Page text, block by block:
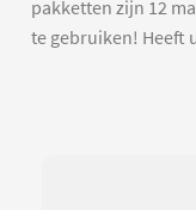
pakketten zijn 12
te gebruiken! Heeft